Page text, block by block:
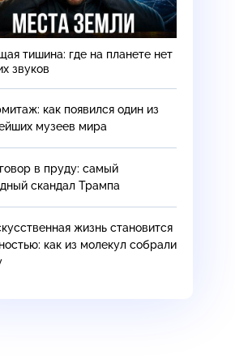
тишина: где на планете нет
звуков
как появился один из
музеев мира
в пруду: самый
скандал Трампа
жизнь становится
как из молекул собрали